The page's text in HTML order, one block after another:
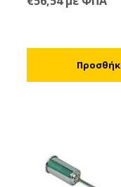
Eπαγγελματικό.